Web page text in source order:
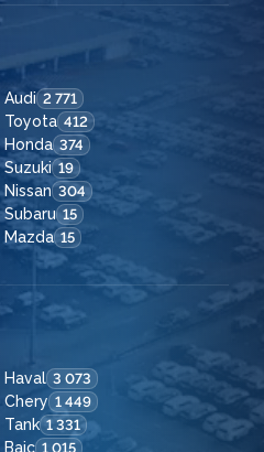
Audi 2 771
Toyota 412
Honda 374
Suzuki 19
Nissan 304
Subaru 15
Mazda 15
Haval 3 073
Chery 1 449
Tank 1 331
Baic 1 015